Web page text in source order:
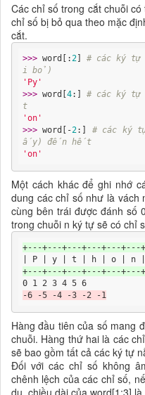
Các chỉ số trong cắt chuỗi
chỉ số bị bỏ qua theo mặc
cắt.
>>> word[:2] # các ký
i bỏ)
'Py'
>>> word[ 4:] # các ký
t
'on'
>>> word[-2:] # các ký
ấy) đến hết
'on'
Một cách khác để ghi nhớ
dung các chỉ số như là vách
cùng bên trái được đánh số
trong chuỗi n ký tự sẽ có chỉ
+---+---+---+---+---+---+
+---+---+---+---+---+---+
0 1 2 3 4 5 6
-6 -5 -4 -3 -2 -1
Hàng đầu tiên của số mang
chuỗi. Hàng thứ hai là các
sẽ bao gồm tất cả các ký tự
Đối với các chỉ số không
chênh lệch của các chỉ số,
dụ, chiều dài của word[1:3] là